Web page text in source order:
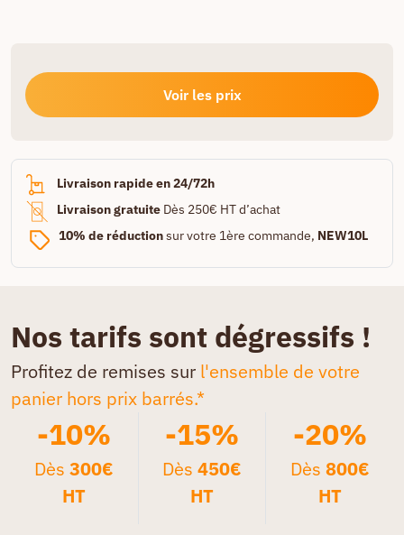
Voir les prix
Livraison rapide en 24/72h
Livraison gratuite Dès 250€ HT d’achat
10% de réductionsur votre 1ère commande, NEW10L
Nos tarifs sont dégressifs !
Profitez de remises sur l'ensemble de votre
panier hors prix barrés.*
-10%
Dès300€
HT
-15%
Dès 450€
HT
-20%
Dès 800€
HT